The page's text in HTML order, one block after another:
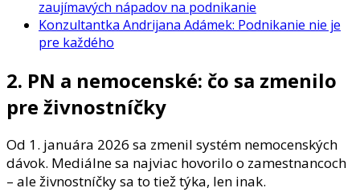
zaujímavých nápadov na podnikanie
Konzultantka Andrijana Adámek: Podnikanie nie je
pre každého
2. PN a nemocenské: čo sa zmenilo
pre živnostníčky
Od 1. januára 2026 sa zmenil systém nemocenských
dávok. Mediálne sa najviac hovorilo o zamestnancoch
– ale živnostníčky sa to tiež týka, len inak.